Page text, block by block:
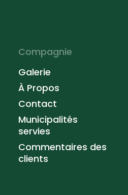
Compagnie
Galerie
À Propos
Contact
Municipalités
servies
Commentaires des
clients